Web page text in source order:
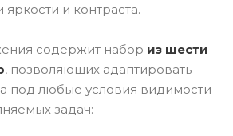
и контраста.
содержит набор из шести
, позволяющих адаптировать
под любые условия видимости
задач: